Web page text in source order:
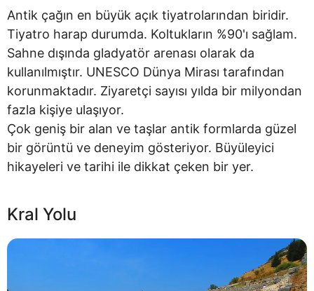
Antik çağın en büyük açık tiyatrolarından biridir.
Tiyatro harap durumda. Koltukların %90'ı sağlam.
Sahne dışında gladyatör arenası olarak da
kullanılmıştır. UNESCO Dünya Mirası tarafından
korunmaktadır. Ziyaretçi sayısı yılda bir milyondan
fazla kişiye ulaşıyor.
Çok geniş bir alan ve taşlar antik formlarda güzel
bir görüntü ve deneyim gösteriyor. Büyüleyici
hikayeleri ve tarihi ile dikkat çeken bir yer.
Kral Yolu